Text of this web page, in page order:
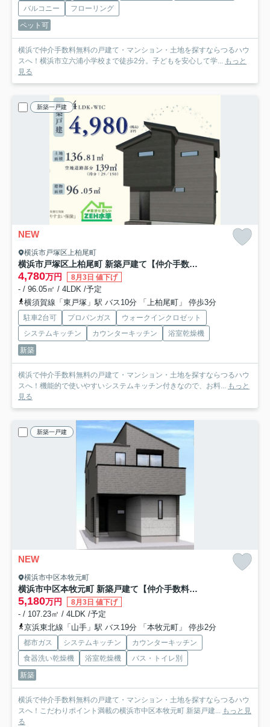
バルコニー
フローリング
ペット可
横浜で仲介手数料無料の戸建て・マンション・土地を探すならつるハウ
スへ！横浜市立六浦小学校まで徒歩2分。子どもを安心して学... もっと
見る
新築一戸建
NEW
横浜市戸塚区上柏尾町
横浜市戸塚区上柏尾町 新築戸建て【仲介手数料無料】カースペース2台
4,780万円 8月3日 値下げ
- / 96.05㎡ / 4LDK /予定
横須賀線「東戸塚」駅 バス10分 「上柏尾町」 停歩3分
駐車2台可 プロパンガス
ウォークインクロゼット
システムキッチン
カウンターキッチン
浴室乾燥機
新築
横浜で仲介手数料無料の戸建て・マンション・土地を探すならつるハウ
スへ！機能的で使いやすいシステムキッチン付きなので、お料... もっと
見る
新築一戸建
NEW
横浜市中区本牧元町
横浜市中区本牧元町 新築戸建て【仲介手数料無料】
5,180万円 8月3日 値下げ
- / 107.23㎡ / 4LDK /予定
京浜東北線「山手」駅 バス19分 「本牧元町」 停歩2分
都市ガス システムキッチン
カウンターキッチン
食器洗い乾燥機
浴室乾燥機
バス・トイレ別
新築
横浜で仲介手数料無料の戸建て・マンション・土地を探すならつるハウ
スへ！こだわりポイント満載の横浜市中区本牧元町 新築戸建... もっと見
る